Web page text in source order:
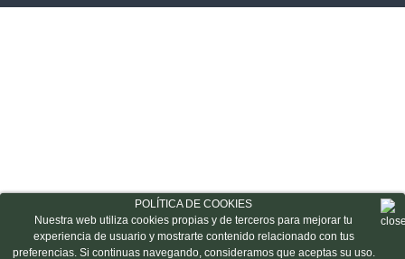
POLÍTICA DE COOKIES
Nuestra web utiliza cookies propias y de terceros para mejorar tu
experiencia de usuario y mostrarte contenido relacionado con tus
preferencias. Si continuas navegando, consideramos que aceptas su uso.